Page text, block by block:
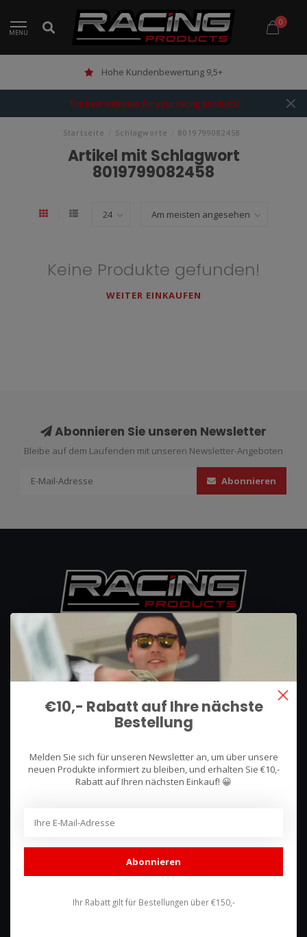
MENU
0
Hohe Kundenbewertung 9,5+
The best webshop for your racing products!
Startseite Schlagworte 8019799082458
Artikel mit Schlagwort
8019799082458
Keine Produkte gefunden!
WEITER EINKAUFEN
Abonnieren Sie unseren Newsletter
Bleibe auf dem Laufenden mit unseren Newsletter-Angeboten
Abonnieren
We use what we sell, that's the difference!
Hullerpad 13Q
Lunteren, Nederland
085 744 4602
shop@racing-products.com
Bewertungen
€10,- Rabatt auf Ihre nächste
Bestellung
Melden Sie sich für unseren Newsletter an, um über unsere
neuen Produkte informiert zu bleiben, und erhalten Sie €10,-
Rabatt auf Ihren nächsten Einkauf! 😀
Abonnieren
Ihr Rabatt gilt für Bestellungen über €150,-